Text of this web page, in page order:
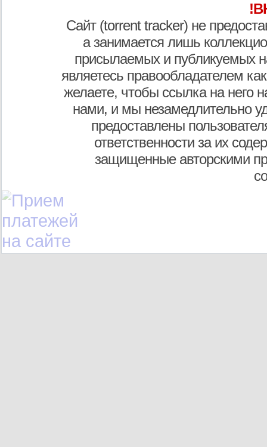
Сайт (torrent tracker) не
а занимается лишь
присылаемых и публикуемых
являетесь правообладателем
желаете, чтобы ссылка на него
нами, и мы незамедлительно
предоставлены
ответственности за их
защищенные авторскими